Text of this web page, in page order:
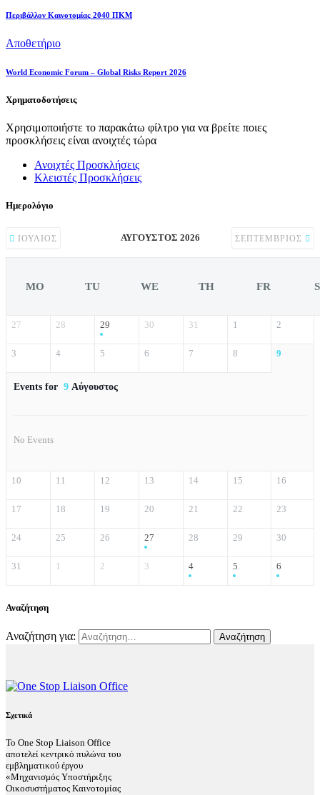
Περιβάλλον Καινοτομίας 2040 ΠΚΜ
Αποθετήριο
World Economic Forum – Global Risks Report 2026
Χρηματοδοτήσεις
Χρησιμοποιήστε το παρακάτω φίλτρο για να βρείτε ποιες
προσκλήσεις είναι ανοιχτές τώρα
Ανοιχτές Προσκλήσεις
Κλειστές Προσκλήσεις
Ημερολόγιο
ΙΟΎΛΙΟΣ ΑΎΓΟΥΣΤΟΣ 2026 ΣΕΠΤΈΜΒΡΙΟΣ
MO TU WE TH FR
27 28 29 30 31 1 2
3 4 5 6 7 8 9
Events for 9 Αύγουστος
No Events
10 11 12 13 14 15 16
17 18 19 20 21 22 23
24 25 26 27 28 29 30
31 1 2 3 4 5 6
Αναζήτηση
Αναζήτηση για:
Σχετικά
Το One Stop Liaison Office
αποτελεί κεντρικό πυλώνα του
εμβληματικού έργου
«Μηχανισμός Υποστήριξης
Οικοσυστήματος Καινοτομίας